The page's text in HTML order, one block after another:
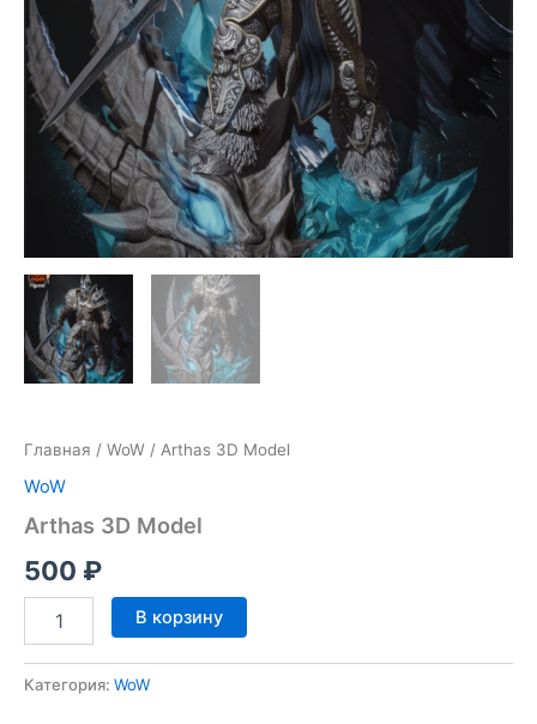
Главная / WoW / Arthas 3D Model
WoW
Arthas 3D Model
500 ₽
товара
3D
В корзину
Категория: WoW